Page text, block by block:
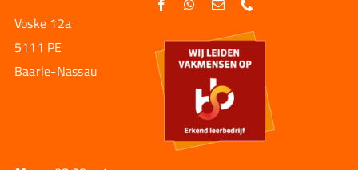
Voske 12a
5111 PE
Baarle-Nassau